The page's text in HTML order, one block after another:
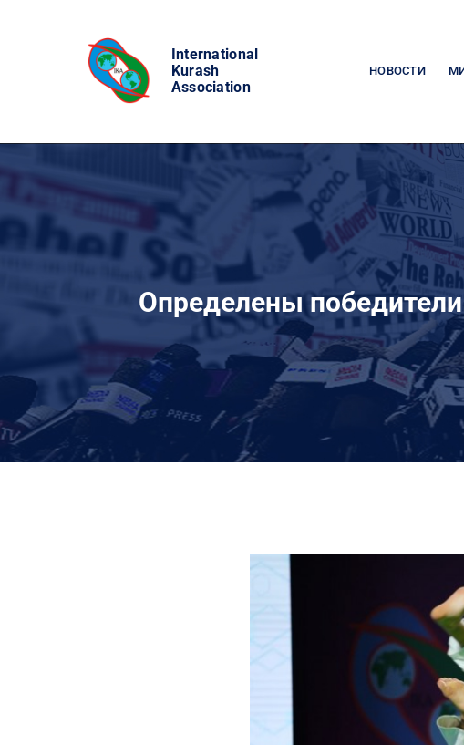
International
Kurash
Association
НОВОСТИ
Определены победители